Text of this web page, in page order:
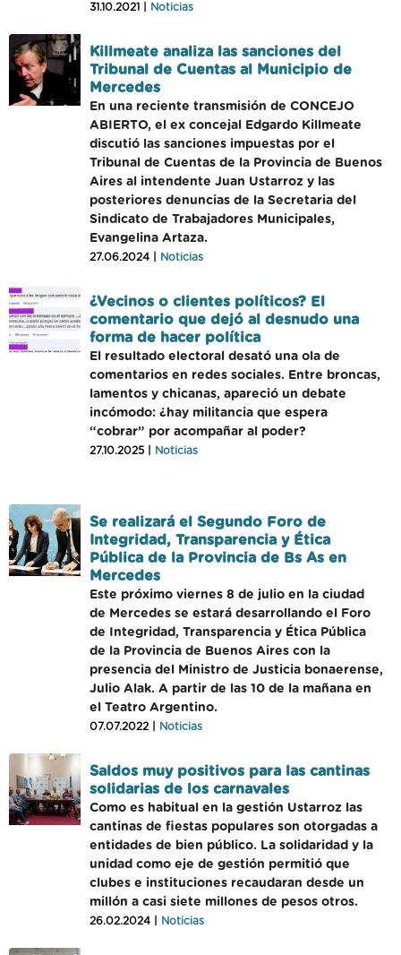
31.10.2021 | Noticias
Killmeate analiza las sanciones del
Tribunal de Cuentas al Municipio de
Mercedes
En una reciente transmisión de CONCEJO
ABIERTO, el ex concejal Edgardo Killmeate
discutió las sanciones impuestas por el
Tribunal de Cuentas de la Provincia de Buenos
Aires al intendente Juan Ustarroz y las
posteriores denuncias de la Secretaria del
Sindicato de Trabajadores Municipales,
Evangelina Artaza.
27.06.2024 | Noticias
¿Vecinos o clientes políticos? El
comentario que dejó al desnudo una
forma de hacer política
El resultado electoral desató una ola de
comentarios en redes sociales. Entre broncas,
lamentos y chicanas, apareció un debate
incómodo: ¿hay militancia que espera
“cobrar” por acompañar al poder?
27.10.2025 | Noticias
Se realizará el Segundo Foro de
Integridad, Transparencia y Ética
Pública de la Provincia de Bs As en
Mercedes
Este próximo viernes 8 de julio en la ciudad
de Mercedes se estará desarrollando el Foro
de Integridad, Transparencia y Ética Pública
de la Provincia de Buenos Aires con la
presencia del Ministro de Justicia bonaerense,
Julio Alak. A partir de las 10 de la mañana en
el Teatro Argentino.
07.07.2022 | Noticias
Saldos muy positivos para las cantinas
solidarias de los carnavales
Como es habitual en la gestión Ustarroz las
cantinas de fiestas populares son otorgadas a
entidades de bien público. La solidaridad y la
unidad como eje de gestión permitió que
clubes e instituciones recaudaran desde un
millón a casi siete millones de pesos otros.
26.02.2024 | Noticias